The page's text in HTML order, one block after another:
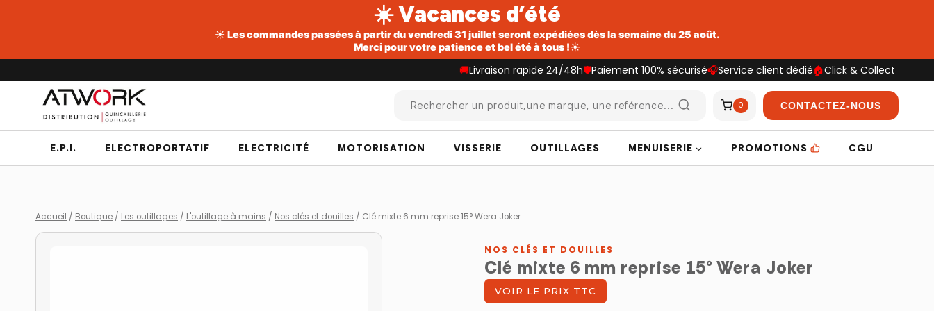
☀️ Vacances d’été
☀️ Les commandes passées à partir du vendredi 31 juillet seront expédiées dès la semaine du 25 août.
Merci pour votre patience et bel été à tous !☀️
au
🚚Livraison rapide 24/48h🛡️Paiement 100% sécurisé🎧Service client dédié🏠Click & Collect
Rechercher un produit,une marque, une reférence... 0 CONTACTEZ-NOUS
E.P.I. ELECTROPORTATIF ELECTRICITÉ MOTORISATION VISSERIE OUTILLAGES MENUISERIE PROMOTIONS CGU
Accueil / Boutique / Les outillages / L'outillage à mains / Nos clés et douilles / Clé mixte 6 mm reprise 15° Wera Joker
NOS CLÉS ET DOUILLES
Clé mixte 6 mm reprise 15° Wera Joker
VOIR LE PRIX TTC